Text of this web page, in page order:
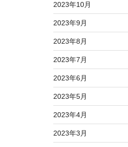
2023年10月
2023年9月
2023年8月
2023年7月
2023年6月
2023年5月
2023年4月
2023年3月